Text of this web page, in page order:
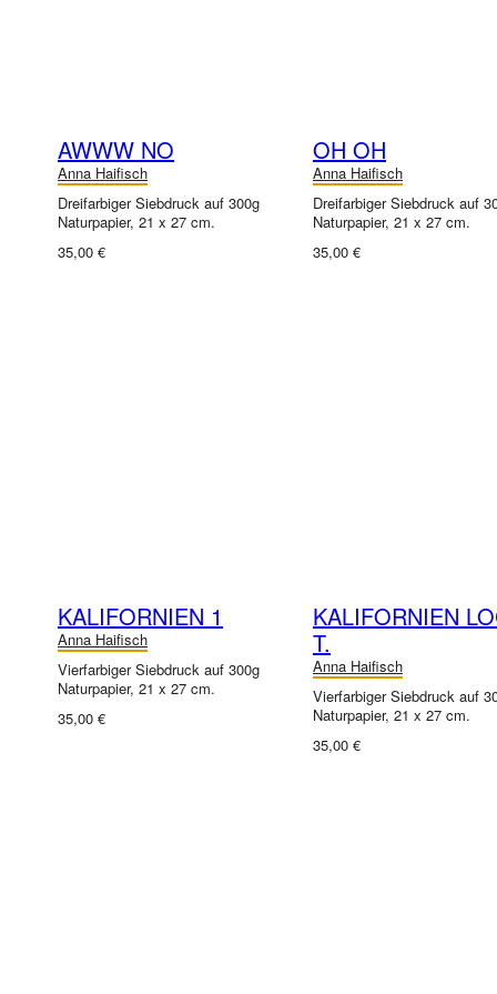
AWWW NO
Anna Haifisch
Dreifarbiger Siebdruck auf 300g
Naturpapier, 21 x 27 cm.
35,00 €
OH OH
Anna Haifisch
Dreifarbiger Siebdruck auf
Naturpapier, 21 x 27 cm.
35,00 €
KALIFORNIEN 1
Anna Haifisch
Vierfarbiger Siebdruck auf 300g
Naturpapier, 21 x 27 cm.
35,00 €
KALIFORNIEN
T.
Anna Haifisch
Vierfarbiger Siebdruck auf
Naturpapier, 21 x 27 cm.
35,00 €